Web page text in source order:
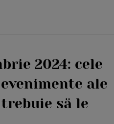
2024: cele
ale
să le